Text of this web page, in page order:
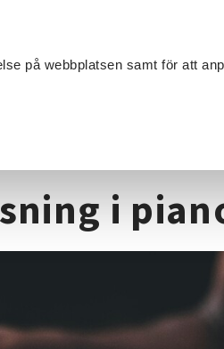
på webbplatsen samt för att
i